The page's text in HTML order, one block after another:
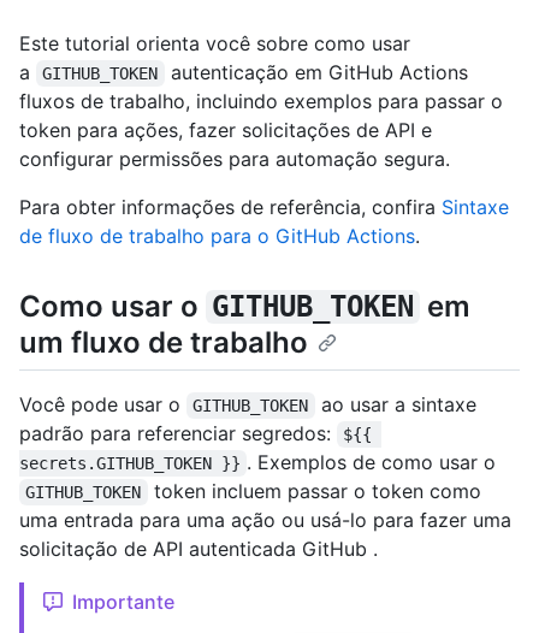
Este tutorial orienta você sobre como usar
a
GITHUB_TOKEN
autenticação em GitHub Actions
fluxos de trabalho, incluindo exemplos para passar o
token para ações, fazer solicitações de API e
configurar permissões para automação segura.
Para obter informações de referência, confira Sintaxe
de fluxo de trabalho para o GitHub Actions.
Como usar o GITHUB_TOKEN em
um fluxo de trabalho
Você pode usar o GITHUB_TOKEN
ao usar a sintaxe
padrão para referenciar segredos:
${{
secrets.GITHUB_TOKEN }} . Exemplos de como usar o
GITHUB_TOKEN
token incluem passar o token como
uma entrada para uma ação ou usá-lo para fazer uma
solicitação de API autenticada GitHub .
Importante